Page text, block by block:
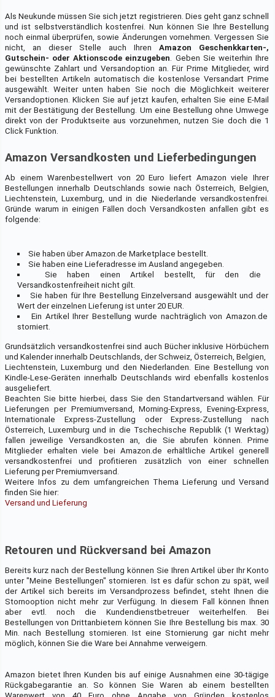
Als Neukunde müssen Sie sich jetzt registrieren. Dies geht ganz schnell
und ist selbstverständlich kostenfrei. Nun können Sie Ihre Bestellung
noch einmal überprüfen, sowie Änderungen vornehmen. Vergessen Sie
nicht, an dieser Stelle auch IhrenAmazon Geschenkkarten-,
Gutschein- oder Aktionscode einzugeben. Geben Sie weiterhin Ihre
gewünschte Zahlart und Versandoption an. Für Prime Mitglieder, wird
bei bestellten Artikeln automatisch die kostenlose Versandart Prime
ausgewählt. Weiter unten haben Sie noch die Möglichkeit weiterer
Versandoptionen. Klicken Sie auf jetzt kaufen, erhalten Sie eine E-Mail
mit der Bestätigung der Bestellung. Um eine Bestellung ohne Umwege
direkt von der Produktseite aus vorzunehmen, nutzen Sie doch die 1
Click Funktion.
Amazon Versandkosten und Lieferbedingungen
Ab einem Warenbestellwert von 20 Euro liefert Amazon viele Ihrer
Bestellungen innerhalb Deutschlands sowie nach Österreich, Belgien,
Liechtenstein, Luxemburg, und in die Niederlande versandkostenfrei.
Gründe warum in einigen Fällen doch Versandkosten anfallen gibt es
folgende:
Sie haben über Amazon.de Marketplace bestellt.
Sie haben eine Lieferadresse im Ausland angegeben.
Sie haben einen Artikel bestellt, für den die
Versandkostenfreiheit nicht gilt.
Sie haben für Ihre Bestellung Einzelversand ausgewählt und der
Wert der einzelnen Lieferung ist unter 20 EUR.
Ein Artikel Ihrer Bestellung wurde nachträglich von Amazon.de
storniert.
Grundsätzlich versandkostenfrei sind auch Bücher inklusive Hörbüchern
und Kalender innerhalb Deutschlands, der Schweiz, Österreich, Belgien,
Liechtenstein, Luxemburg und den Niederlanden. Eine Bestellung von
Kindle-Lese-Geräten innerhalb Deutschlands wird ebenfalls kostenlos
ausgeliefert.
Beachten Sie bitte hierbei, dass Sie den Standartversand wählen. Für
Lieferungen per Premiumversand, Morning-Express, Evening-Express,
Internationale Express-Zustellung oder Express-Zustellung nach
Österreich, Luxemburg und in die Tschechische Republik (1 Werktag)
fallen jeweilige Versandkosten an, die Sie abrufen können. Prime
Mitglieder erhalten viele bei Amazon.de erhältliche Artikel generell
versandkostenfrei und profitieren zusätzlich von einer schnellen
Lieferung per Premiumversand.
Weitere Infos zu dem umfangreichen Thema Lieferung und Versand
finden Sie hier:
Versand und Lieferung
Retouren und Rückversand bei Amazon
Bereits kurz nach der Bestellung können Sie Ihren Artikel über Ihr Konto
unter "Meine Bestellungen" stornieren. Ist es dafür schon zu spät, weil
der Artikel sich bereits im Versandprozess befindet, steht Ihnen die
Stornooption nicht mehr zur Verfügung. In diesem Fall können Ihnen
aber evtl. noch die Kundendienstbetreuer weiterhelfen. Bei
Bestellungen von Drittanbietern können Sie Ihre Bestellung bis max. 30
Min. nach Bestellung stornieren. Ist eine Stornierung gar nicht mehr
möglich, können Sie die Ware bei Annahme verweigern.
Amazon bietet Ihren Kunden bis auf einige Ausnahmen eine 30-tägige
Rückgabegarantie an. So können Sie Waren ab einem bestellten